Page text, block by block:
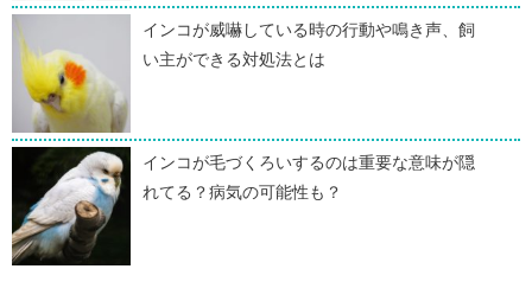
インコが威嚇している時の行動や鳴き声、飼
い主ができる対処法とは
インコが毛づくろいするのは重要な意味が隠
れてる？病気の可能性も？